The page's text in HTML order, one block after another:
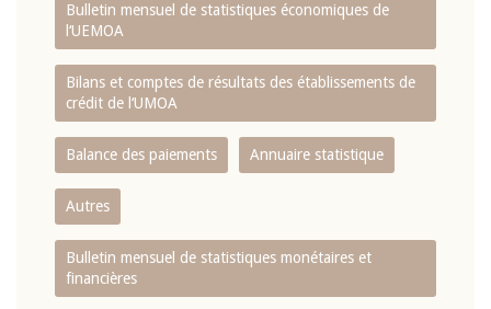
Bulletin mensuel de statistiques économiques de
l‘UEMOA
Bilans et comptes de résultats des établissements de
crédit de l‘UMOA
Balance des paiements Annuaire statistique
Autres
Bulletin mensuel de statistiques monétaires et
financières